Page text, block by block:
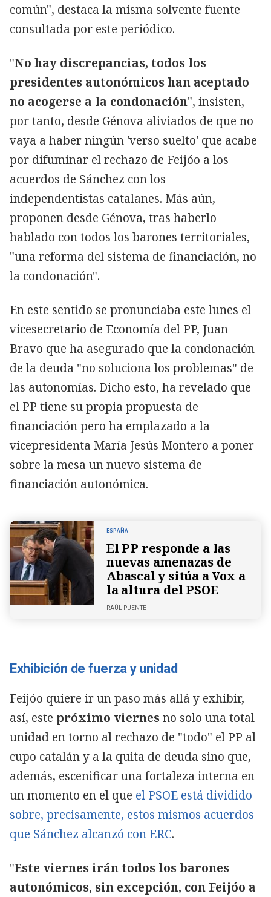
común", destaca la misma solvente fuente
consultada por este periódico.
"No hay discrepancias, todos los
presidentes autonómicos han aceptado
no acogerse a la condonación", insisten,
por tanto, desde Génova aliviados de que no
vaya a haber ningún 'verso suelto' que acabe
por difuminar el rechazo de Feijóo a los
acuerdos de Sánchez con los
independentistas catalanes. Más aún,
proponen desde Génova, tras haberlo
hablado con todos los barones territoriales,
"una reforma del sistema de financiación, no
la condonación".
En este sentido se pronunciaba este lunes el
vicesecretario de Economía del PP, Juan
Bravo que ha asegurado que la condonación
de la deuda "no soluciona los problemas" de
las autonomías. Dicho esto, ha revelado que
el PP tiene su propia propuesta de
financiación pero ha emplazado a la
vicepresidenta María Jesús Montero a poner
sobre la mesa un nuevo sistema de
financiación autonómica.
ESPAÑA
El PP responde a las
nuevas amenazas de
Abascal y sitúa a Vox a
la altura del PSOE
RAÚL PUENTE
Exhibición de fuerza y unidad
Feijóo quiere ir un paso más allá y exhibir,
así, este próximo viernesno solo una total
unidad en torno al rechazo de "todo" el PP al
cupo catalán y a la quita de deuda sino que,
además, escenificar una fortaleza interna en
un momento en el que el PSOE está dividido
sobre, precisamente, estos mismos acuerdos
que Sánchez alcanzó con ERC.
"Este viernes irán todos los barones
autonómicos, sin excepción, con Feijóo a